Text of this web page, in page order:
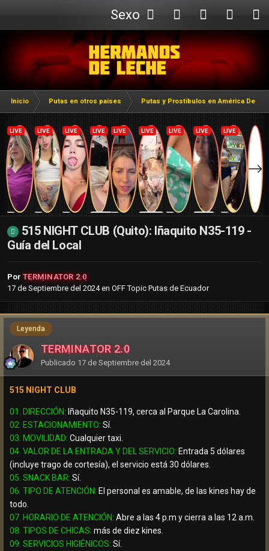
Sexo
Webcam
Inicio Putas en otros paises Putas y Prostíbulos en América Del
515 NIGHT CLUB (Quito): Iñaquito N35-119 -
Guía del Local
Por TERMINATOR 2.0
17 de Septiembre del 2024en OFF Topic Putas de Ecuador
Leyenda
TERMINATOR 2.0
Publicado 17 de Septiembre del 2024
515 NIGHT CLUB
01. DIRECCIÓN: Iñaquito N35-119, cerca al Parque La Carolina.
02. ESTACIONAMIENTO: Sí.
03. MOVILIDAD: Cualquier taxi.
04. VALOR DE LA ENTRADA Y DEL SERVICIO: Entrada 5 dólares
(incluye trago de cortesía), el servicio está 30 dólares.
05. SNACK BAR: Sí.
06. TIPO DE ATENCIÓN: El personal es amable, de las kines hay de
todo.
07. HORARIO DE ATENCIÓN: Abre a las 4 p.m y cierra a las 12 a.m.
08. TIPOS DE CHICAS: más de diez kines.
09. SERVICIOS HIGIÉNICOS: Sí.